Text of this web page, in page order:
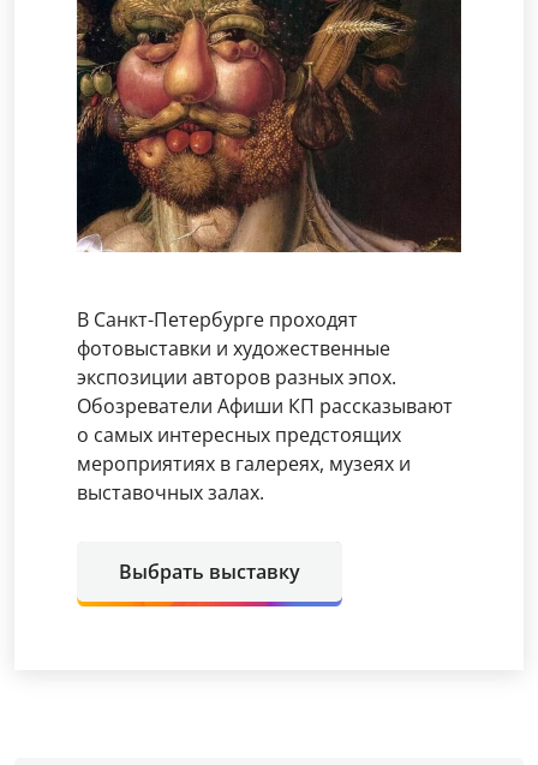
В Санкт-Петербурге проходят
фотовыставки и художественные
экспозиции авторов разных эпох.
Обозреватели Афиши КП рассказывают
о самых интересных предстоящих
мероприятиях в галереях, музеях и
выставочных залах.
Выбрать выставку